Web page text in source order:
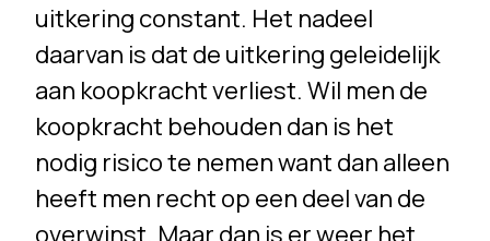
uitkering constant. Het nadeel
daarvan is dat de uitkering geleidelijk
aan koopkracht verliest. Wil men de
koopkracht behouden dan is het
nodig risico te nemen want dan alleen
heeft men recht op een deel van de
overwinst. Maar dan is er weer het